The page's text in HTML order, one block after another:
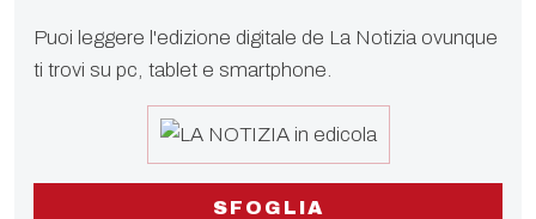
Puoi leggere l'edizione digitale de La Notizia ovunque
ti trovi su pc, tablet e smartphone.
SFOGLIA